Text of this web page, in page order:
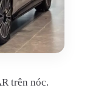
trên nóc.